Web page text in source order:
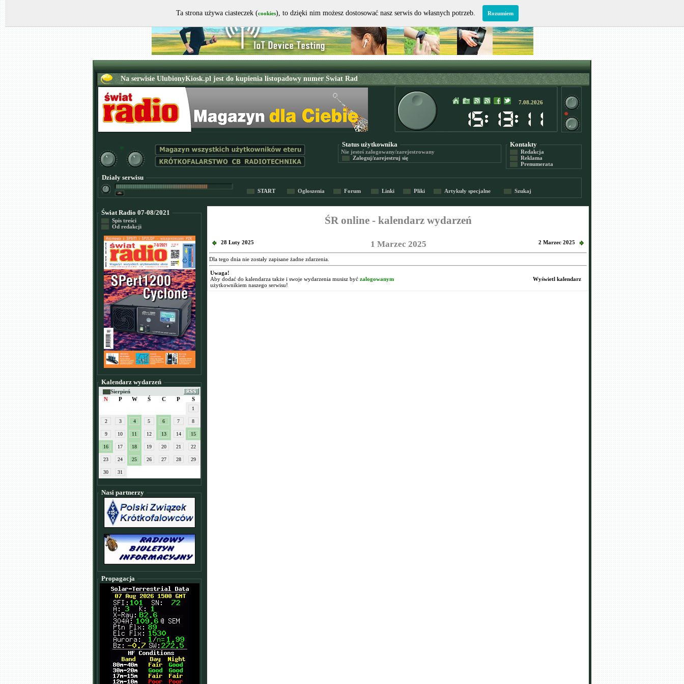
7.08.2026
Status użytkownika
Nie jesteś zalogowany/zarejestrowany
Zaloguj/zarejestruj się
Kontakty
Redakcja
Reklama
Prenumerata
Działy serwisu
START Ogłoszenia Forum Linki Pliki Artykuły specjalne Szukaj
Świat Radio 07-08/2021
Spis treści
Od redakcji
Kalendarz wydarzeń
Sierpień
N
P W Ś C P S
1
2 3 4 5 6 7 8
9 10 11 12 13 14 15
16 17 18 19 20 21 22
23 24 25 26 27 28 29
30 31
Nasi partnerzy
Propagacja
ŚR online - kalendarz wydarzeń
28 Luty 2025 1 Marzec 2025 2 Marzec 2025
Dla tego dnia nie zostały zapisane żadne zdarzenia.
Uwaga!
Aby dodać do kalendarza także i swoje wydarzenia musisz być zalogowanym
użytkownikiem naszego serwisu!
Wyświetl kalendarz
Ta strona używa ciasteczek (cookies), to dzięki nim możesz dostosować nasz serwis do własnych potrzeb. Rozumiem